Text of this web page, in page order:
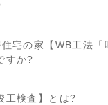
宅の家【WB工法「
すか?
工検査】とは?